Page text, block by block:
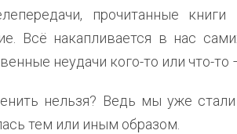
прочитанные
Всё накапливается в нас
неудачи кого-то или что-то
нельзя? Ведь мы уже
тем или иным образом.